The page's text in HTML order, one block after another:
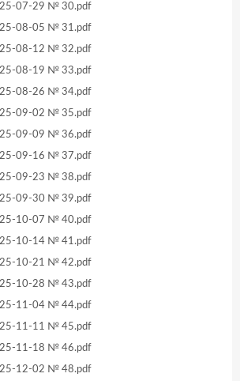
07-29 № 30.pdf
08-05 № 31.pdf
08-12 № 32.pdf
08-19 № 33.pdf
08-26 № 34.pdf
09-02 № 35.pdf
09-09 № 36.pdf
09-16 № 37.pdf
09-23 № 38.pdf
09-30 № 39.pdf
10-07 № 40.pdf
10-14 № 41.pdf
10-21 № 42.pdf
10-28 № 43.pdf
11-04 № 44.pdf
11-11 № 45.pdf
11-18 № 46.pdf
12-02 № 48.pdf